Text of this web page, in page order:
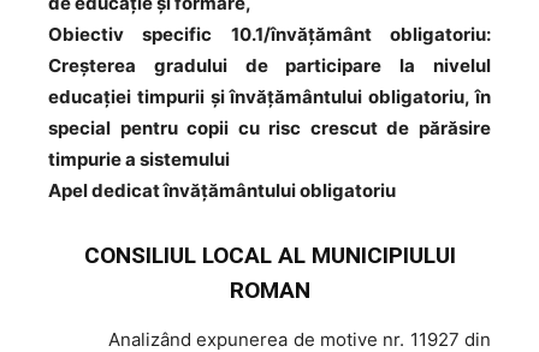
Obiectiv specific 10.1/învăţământ obligatoriu:
Creșterea gradului de participare la nivelul
educaţiei timpurii şi învăţământului obligatoriu, în
special pentru copii cu risc crescut de părăsire
timpurie a sistemului
Apel dedicat învăţământului obligatoriu
CONSILIUL LOCAL AL MUNICIPIULUI
ROMAN
Analizând expunerea de motive nr. 11927 din